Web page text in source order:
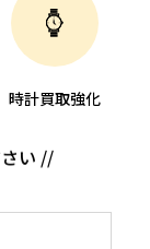
時計買取強化